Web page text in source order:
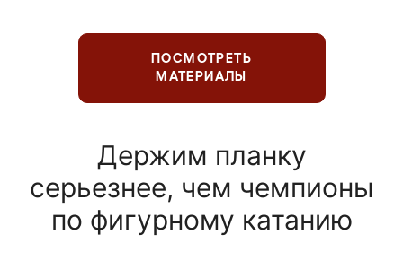
ПОСМОТРЕТЬ
МАТЕРИАЛЫ
Держим планку
серьезнее, чем чемпионы
по фигурному катанию